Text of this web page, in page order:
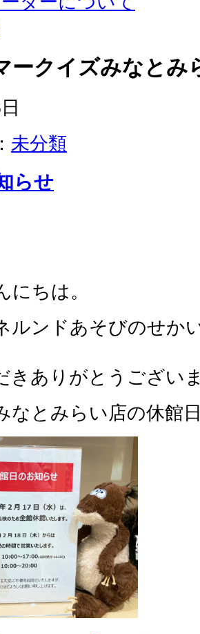
ークイズみなとみ
未分類
らせ
にちは。
ルンドあそびのせか
きありがとうござい
なとみらい店の休館